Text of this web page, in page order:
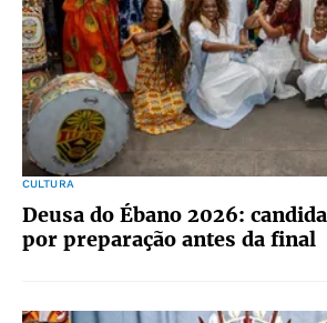
CULTURA
Deusa do Ébano 2026:
por preparação antes da final